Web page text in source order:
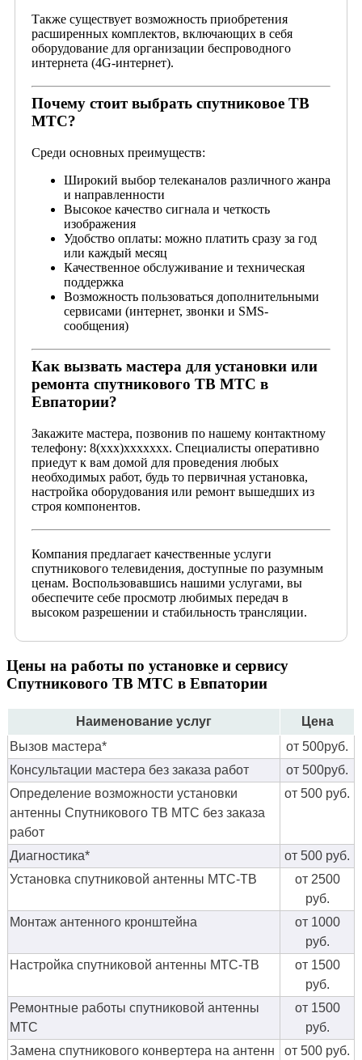
Также существует возможность приобретения
расширенных комплектов, включающих в себя
оборудование для организации беспроводного
интернета (4G-интернет).
Почему стоит выбрать спутниковое ТВ
МТС?
Среди основных преимуществ:
Широкий выбор телеканалов различного жанра
и направленности
Высокое качество сигнала и четкость
изображения
Удобство оплаты: можно платить сразу за год
или каждый месяц
Качественное обслуживание и техническая
поддержка
Возможность пользоваться дополнительными
сервисами (интернет, звонки и SMS-
сообщения)
Как вызвать мастера для установки или
ремонта спутникового ТВ МТС в
Евпатории?
Закажите мастера, позвонив по нашему контактному
телефону: 8(xxx)xxxxxxx. Специалисты оперативно
приедут к вам домой для проведения любых
необходимых работ, будь то первичная установка,
настройка оборудования или ремонт вышедших из
строя компонентов.
Компания предлагает качественные услуги
спутникового телевидения, доступные по разумным
ценам. Воспользовавшись нашими услугами, вы
обеспечите себе просмотр любимых передач в
высоком разрешении и стабильность трансляции.
Цены на работы по установке и сервису
Спутникового ТВ МТС в Евпатории
Наименование услуг
Цена
Вызов мастера*
от 500руб.
Консультации мастера без заказа работ
от 500руб.
Определение возможности установки
антенны Спутникового ТВ МТС без заказа
работ
от 500 руб.
Диагностика*
от 500 руб.
Установка спутниковой антенны МТС-ТВ
от 2500
руб.
Монтаж антенного кронштейна
от 1000
руб.
Настройка спутниковой антенны МТС-ТВ
от 1500
руб.
Ремонтные работы спутниковой антенны
МТС
от 1500
руб.
Замена спутникового конвертера на антенн
от 500 руб.